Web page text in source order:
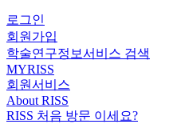
로그인
회원가입
학술연구정보서비스 검색
MYRISS
회원서비스
About RISS
RISS 처음 방문 이세요?